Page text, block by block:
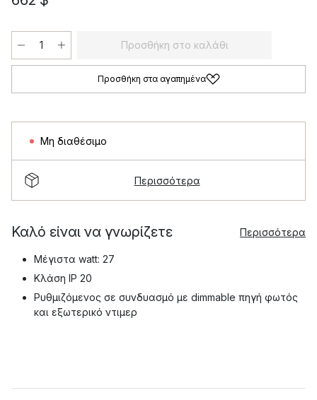
Προσθήκη στο καλάθι
Προσθήκη στα αγαπημένα
Μη διαθέσιμο
Περισσότερα
Καλό είναι να γνωρίζετε Περισσότερα
Μέγιστα watt: 27
Κλάση IP 20
Ρυθμιζόμενος σε συνδυασμό με dimmable πηγή φωτός
και εξωτερικό ντιμερ